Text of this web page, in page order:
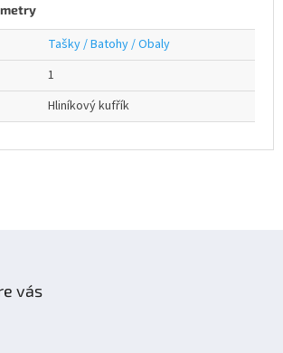
Tašky / Batohy / Obaly
1
Hliníkový kufřík
vás